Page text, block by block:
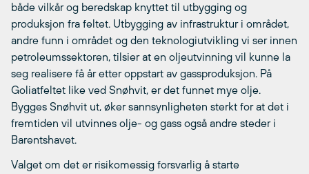
både vilkår og beredskap knyttet til utbygging og
produksjon fra feltet. Utbygging av infrastruktur i området,
andre funn i området og den teknologiutvikling vi ser innen
petroleumssektoren, tilsier at en oljeutvinning vil kunne la
seg realisere få år etter oppstart av gassproduksjon. På
Goliatfeltet like ved Snøhvit, er det funnet mye olje.
Bygges Snøhvit ut, øker sannsynligheten sterkt for at det i
fremtiden vil utvinnes olje- og gass også andre steder i
Barentshavet.
Valget om det er risikomessig forsvarlig å starte